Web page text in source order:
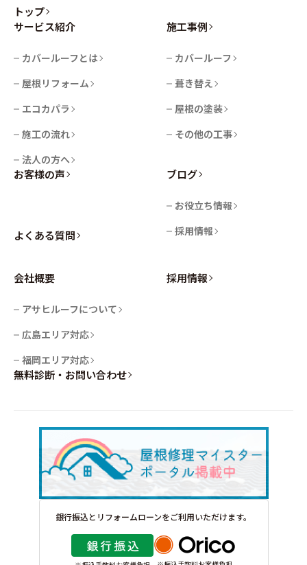
トップ
サービス紹介
カバールーフとは
屋根リフォーム
エコカパラ
施工の流れ
法人の方へ
施工事例
カバールーフ
葺き替え
屋根の塗装
その他の工事
お客様の声
よくある質問
ブログ
お役立ち情報
採用情報
会社概要
アサヒルーフについて
広島エリア対応
福岡エリア対応
採用情報
無料診断・お問い合わせ
銀行振込とリフォームローンをご利用いただけます。